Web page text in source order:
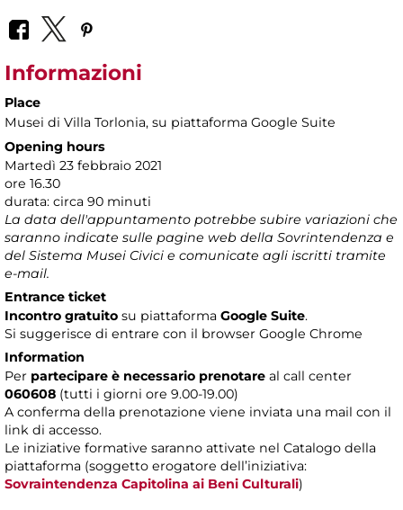
Informazioni
Place
Musei di Villa Torlonia, su piattaforma Google Suite
Opening hours
Martedì 23 febbraio 2021
ore 16.30
durata: circa 90 minuti
La data dell'appuntamento potrebbe subire variazioni che
saranno indicate sulle pagine web della Sovrintendenza e
del Sistema Musei Civici e comunicate agli iscritti tramite
e-mail.
Entrance ticket
Incontro gratuito su piattaforma Google Suite.
Si suggerisce di entrare con il browser Google Chrome
Information
Per partecipare è necessario prenotare al call center
060608 (tutti i giorni ore 9.00-19.00)
A conferma della prenotazione viene inviata una mail con il
link di accesso.
Le iniziative formative saranno attivate nel Catalogo della
piattaforma (soggetto erogatore dell’iniziativa:
Sovraintendenza Capitolina ai Beni Culturali)